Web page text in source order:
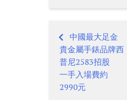
Post
navigation
中國最大足金
貴金屬手錶品牌西
普尼2583招股
一手入場費約
2990元